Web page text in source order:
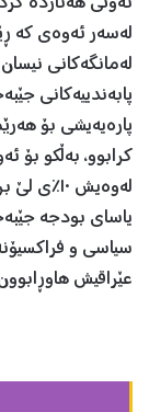
له‌سه‌ر ئه‌وه‌ی كه‌
له‌مانگه‌كانی
پا‌به‌ندییەکانی
پاره‌یه‌یشی بۆ
له‌وه‌یش
یاسای بودجه‌
سیاسی و
عێراقیش